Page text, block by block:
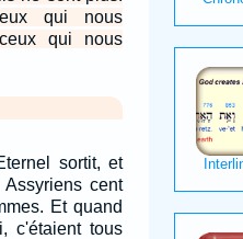
qui nous
qui nous
sortit, et
cent
Et quand
c'étaient tous